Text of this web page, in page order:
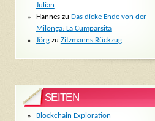
Julian
Hanneszu Das dicke Ende von der
Milonga: La Cumparsita
Jörgzu Zitzmanns Rückzug
SEITEN
Blockchain Exploration